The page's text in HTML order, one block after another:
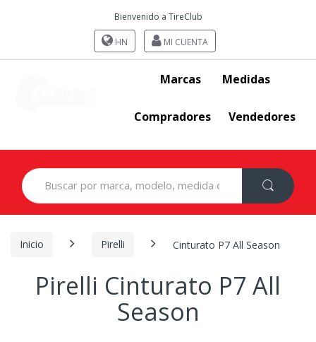
Bienvenido a TireClub
HN MI CUENTA
Marcas Medidas
Compradores Vendedores
Search
for:
Inicio Pirelli Cinturato P7 All Season
Pirelli Cinturato P7 All
Season